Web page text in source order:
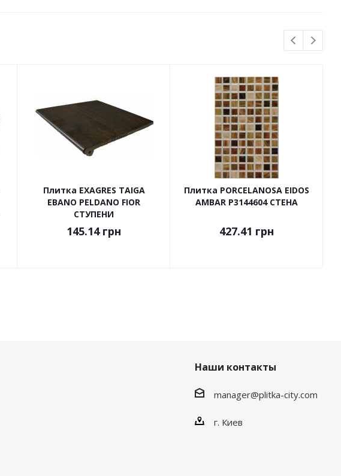
Плитка EXAGRES TAIGA
EBANO PELDANO FIOR
СТУПЕНИ
145.14грн
Плитка PORCELANOSA EIDOS
AMBAR P3144604 СТЕНА
427.41 грн
Наши контакты
manager@plitka-city.com
г. Киев